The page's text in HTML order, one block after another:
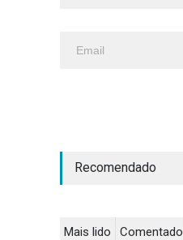
Recomendado
Mais lido Comentado